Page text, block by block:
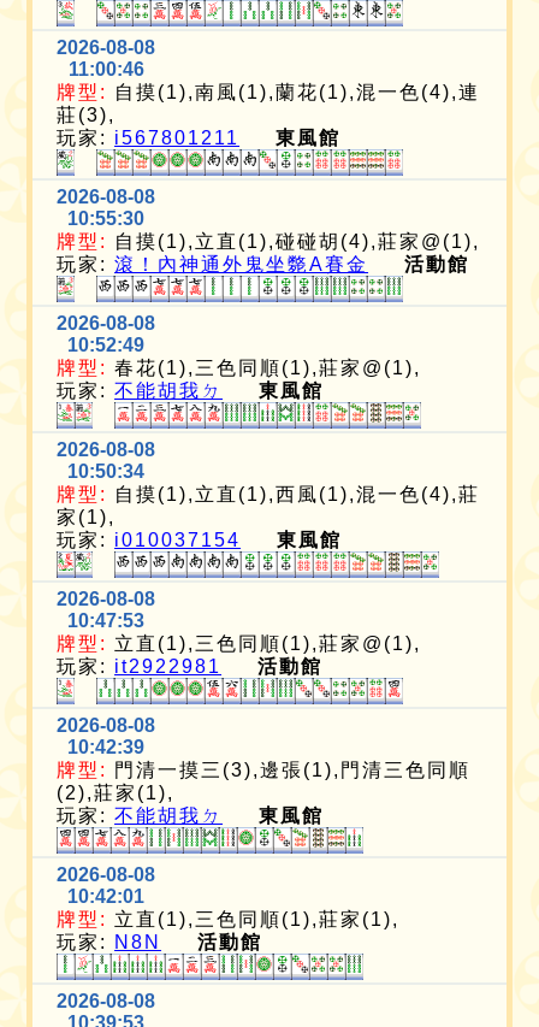
2026-08-08
11:00:46
牌型:
自摸(1),南風(1),蘭花(1),混一色(4),連
莊(3),
玩家: i567801211 東風館
2026-08-08
10:55:30
牌型:
自摸(1),立直(1),碰碰胡(4),莊家@(1),
玩家:滾！內神通外鬼坐斃A賽金 活動館
2026-08-08
10:52:49
牌型: 春花(1),三色同順(1),莊家@(1),
玩家:不能胡我ㄉ 東風館
2026-08-08
10:50:34
牌型:
自摸(1),立直(1),西風(1),混一色(4),莊
家(1),
玩家: i010037154 東風館
2026-08-08
10:47:53
牌型: 立直(1),三色同順(1),莊家@(1),
玩家: it2922981 活動館
2026-08-08
10:42:39
牌型:
門清一摸三(3),邊張(1),門清三色同順
(2),莊家(1),
玩家:不能胡我ㄉ 東風館
2026-08-08
10:42:01
牌型: 立直(1),三色同順(1),莊家(1),
玩家:
N8N 活動館
2026-08-08
10:39:53